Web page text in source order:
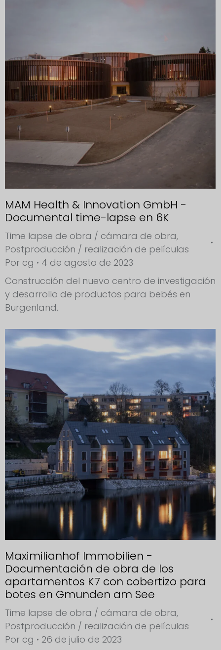
MAM Health & Innovation GmbH -
Documental time-lapse en 6K
Time lapse de obra / cámara de obra,
Postproducción / realización de películas
Por cg
4 de agosto de 2023
Construcción del nuevo centro de investigación
y desarrollo de productos para bebés en
Burgenland.
Maximilianhof Immobilien -
Documentación de obra de los
apartamentos K7 con cobertizo para
botes en Gmunden am See
Time lapse de obra / cámara de obra,
Postproducción / realización de películas
Por cg 26 de julio de 2023